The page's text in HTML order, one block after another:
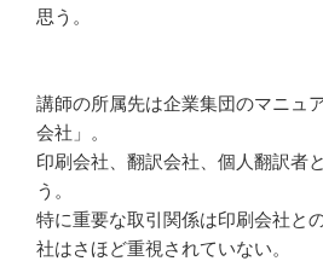
思う。
講師の所属先は企業集団のマニュ
会社」。
印刷会社、翻訳会社、個人翻訳者
う。
特に重要な取引関係は印刷会社と
社はさほど重視されていない。